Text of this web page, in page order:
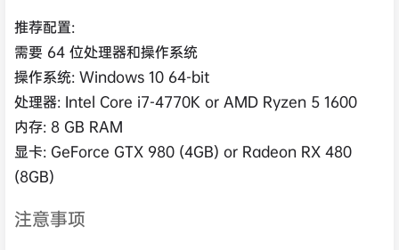
推荐配置:
需要 64 位处理器和操作系统
操作系统: Windows 10 64-bit
处理器: Intel Core i7-4770K or AMD Ryzen 5 1600
内存: 8 GB RAM
显卡: GeForce GTX 980 (4GB) or Radeon RX 480
(8GB)
注意事项